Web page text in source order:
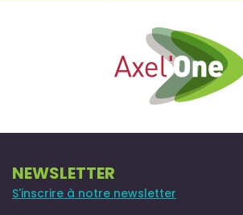
NEWSLETTER
S'inscrire à notre newsletter